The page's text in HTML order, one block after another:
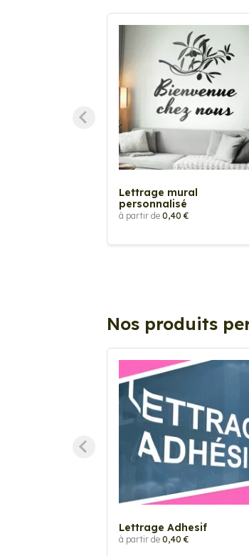
Lettrage mural
personnalisé
à partir de 0,40 €
Nos produits
Lettrage Adhesif
à partir de 0,40 €